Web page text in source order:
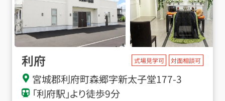
利府 式場見学可 対面相談可
宮城郡利府町森郷字新太子堂177-3
「利府駅」より徒歩9分